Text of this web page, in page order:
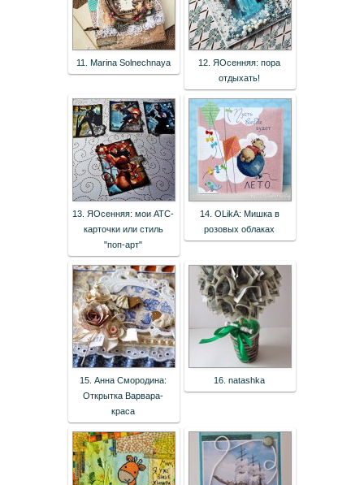
11. Marina Solnechnaya
12. ЯОсенняя: пора
отдыхать!
13. ЯОсенняя: мои АТС-
карточки или стиль
"поп-арт"
14. OLikA: Мишка в
розовых облаках
15. Анна Смородина:
Открытка Варвара-
краса
16. natashka